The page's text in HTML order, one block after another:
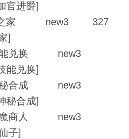
进爵]
运之家 new3 327
]
技能兑换 new3
兑换]
神秘合成 new3
合成]
血魔商人 new3
子]